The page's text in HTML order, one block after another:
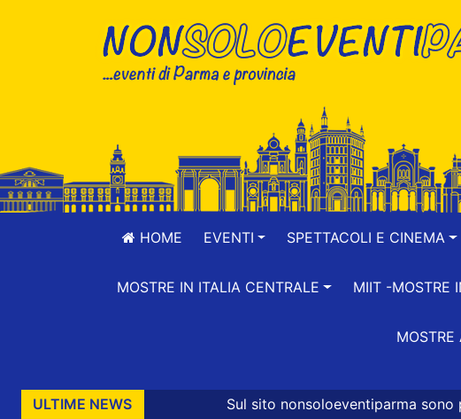
HOME EVENTI SPETTACOLI E CINEMA
MOSTRE IN ITALIA CENTRALE MIIT -MOSTRE
MOSTRE
ULTIME NEWS
Sul sito nonsoloeventiparma sono presenti messaggi